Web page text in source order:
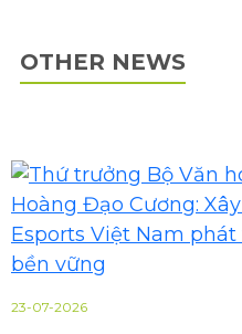
OTHER NEWS
23-07-2026